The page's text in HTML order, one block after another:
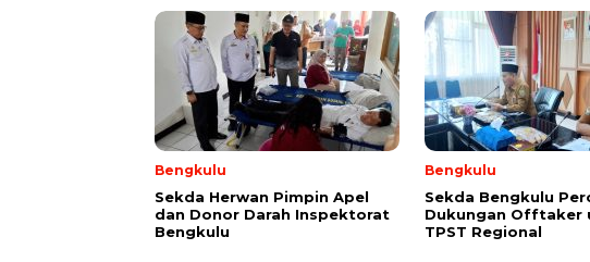
Bengkulu
Sekda Herwan Pimpin Apel
dan Donor Darah Inspektorat
Bengkulu
Bengkulu
Sekda Bengkulu
Dukungan Offtaker
TPST Regional